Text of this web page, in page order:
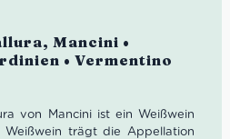
Mancini •
• Vermentino
von Mancini ist ein Weißwein
Weißwein trägt die Appellation